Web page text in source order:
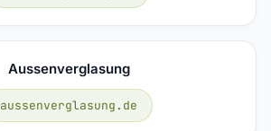
Aussenverglasung
aussenverglasung.de